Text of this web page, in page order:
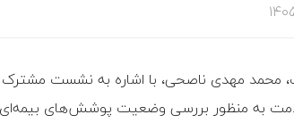
محمد مهدی ناصحی، با اشاره به نشست
به منظور بررسی وضعیت پوشش‌های بیمه‌ای